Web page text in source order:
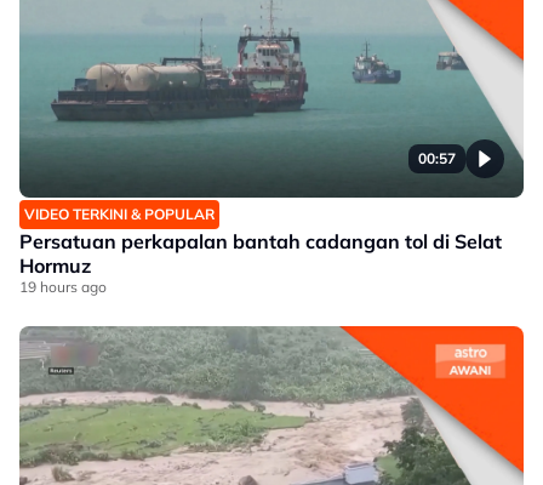
00:57
VIDEO TERKINI & POPULAR
Persatuan perkapalan bantah cadangan tol di Selat
Hormuz
19 hours ago